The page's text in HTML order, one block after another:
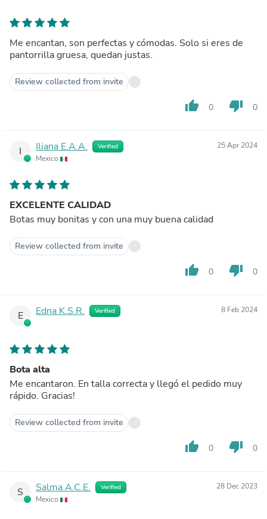
Me encantan, son perfectas y cómodas. Solo si eres de
pantorrilla gruesa, quedan justas.
Review collected from invite
thumb_up 0 thumb_down 0
I Iliana E.A.A. Verified
Mexico
25 Apr 2024
EXCELENTE CALIDAD
Botas muy bonitas y con una muy buena calidad
Review collected from invite
thumb_up 0 thumb_down 0
E Edna K.S.R. Verified 8 Feb 2024
Bota alta
Me encantaron. En talla correcta y llegó el pedido muy
rápido. Gracias!
Review collected from invite
thumb_up 0 thumb_down 0
S Salma A.C.E. Verified
Mexico
28 Dec 2023